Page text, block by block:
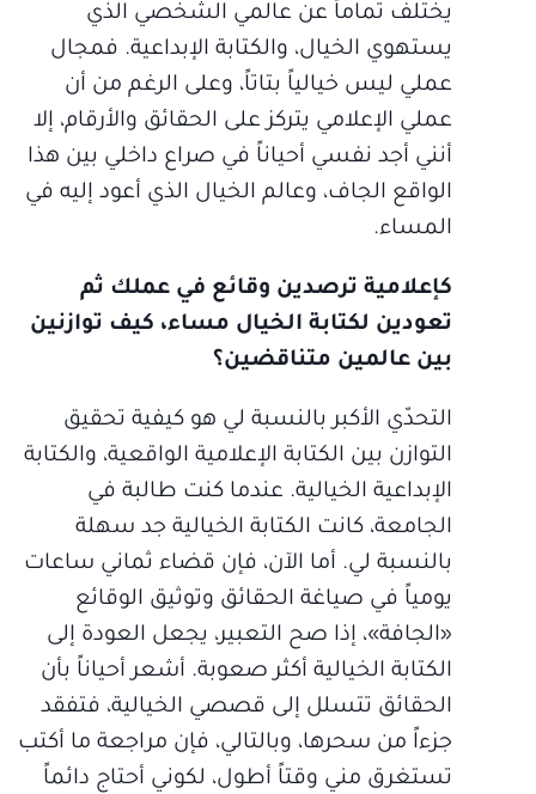
يختلف تماماً عن عالمي الشخصي الذي
يستهوي الخيال، والكتابة الإبداعية. فمجال
عملي ليس خيالياً بتاتاً، وعلى الرغم من أن
عملي الإعلامي يتركز على الحقائق والأرقام، إلا
أنني أجد نفسي أحياناً في صراع داخلي بين هذا
الواقع الجاف، وعالم الخيال الذي أعود إليه في
المساء.
كإعلامية ترصدين وقائع في عملك ثم
تعودين لكتابة الخيال مساء، كيف توازنين
بين عالمين متناقضين؟
التحدّي الأكبر بالنسبة لي هو كيفية تحقيق
التوازن بين الكتابة الإعلامية الواقعية، والكتابة
الإبداعية الخيالية. عندما كنت طالبة في
الجامعة، كانت الكتابة الخيالية جد سهلة
بالنسبة لي. أما الآن، فإن قضاء ثماني ساعات
يومياً في صياغة الحقائق وتوثيق الوقائع
«الجافة»، إذا صح التعبير، يجعل العودة إلى
الكتابة الخيالية أكثر صعوبة. أشعر أحياناً بأن
الحقائق تتسلل إلى قصصي الخيالية، فتفقد
جزءاً من سحرها، وبالتالي، فإن مراجعة ما أكتب
تستغرق مني وقتاً أطول، لكوني أحتاج دائماً